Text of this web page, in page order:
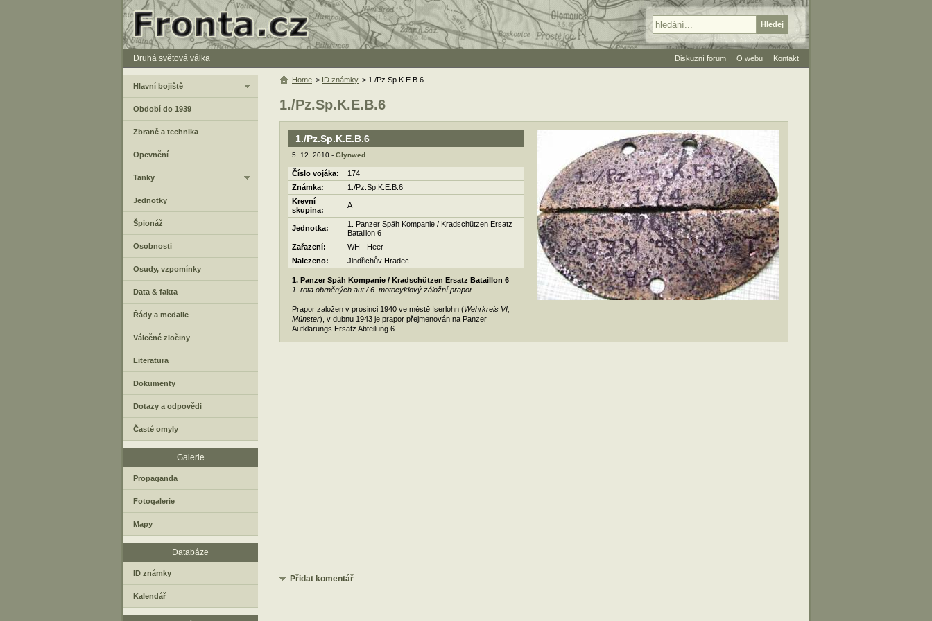
Druhá světová válka
1./Pz.Sp.K.E.B.6
1./Pz.Sp.K.E.B.6
5. 12. 2010 - Glynwed
Číslo vojáka:
174
Známka:
1./Pz.Sp.K.E.B.6
Krevní
skupina:
A
Jednotka:
1. Panzer Späh Kompanie / Kradschützen Ersatz
Bataillon 6
Zařazení:
WH - Heer
Nalezeno:
Jindřichův Hradec
1. Panzer Späh Kompanie / Kradschützen Ersatz Bataillon 6
1. rota obrněných aut / 6. motocyklový záložní prapor
Prapor založen v prosinci 1940 ve městě Iserlohn (Wehrkreis VI,
Münster), v dubnu 1943 je prapor přejmenován na Panzer
Aufklärungs Ersatz Abteilung 6.
Home > ID známky > 1./Pz.Sp.K.E.B.6
Přidat komentář
Hlavní bojiště
Období do 1939
Zbraně a technika
Opevnění
Tanky
Jednotky
Špionáž
Osobnosti
Osudy, vzpomínky
Data & fakta
Řády a medaile
Válečné zločiny
Literatura
Dokumenty
Dotazy a odpovědi
Časté omyly
Galerie
Propaganda
Fotogalerie
Mapy
Databáze
ID známky
Kalendář
Diskuzní forum O webu Kontakt